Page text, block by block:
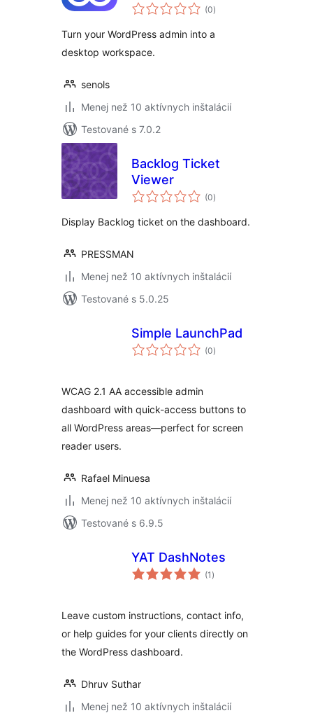
desktop (0celkové
hodnotenie
)
Turn your WordPress admin into a
desktop workspace.
senols
Menej než 10 aktívnych inštalácií
Testované s 7.0.2
Backlog Ticket
Viewer
(0celkové
hodnotenie
)
Display Backlog ticket on the dashboard.
PRESSMAN
Menej než 10 aktívnych inštalácií
Testované s 5.0.25
Simple LaunchPad
(0celkové
hodnotenie
)
WCAG 2.1 AA accessible admin
dashboard with quick-access buttons to
all WordPress areas—perfect for screen
reader users.
Rafael Minuesa
Menej než 10 aktívnych inštalácií
Testované s 6.9.5
YAT DashNotes
(1 celkové
hodnotenie
)
Leave custom instructions, contact info,
or help guides for your clients directly on
the WordPress dashboard.
Dhruv Suthar
Menej než 10 aktívnych inštalácií